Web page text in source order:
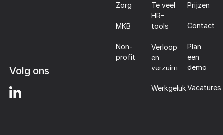
Volg ons
Zorg
MKB
Non-
profit
Te veel
HR-
tools
Verloop
en
verzuim
Werkgeluk
Prijzen
Contact
Plan
een
demo
Vacatures